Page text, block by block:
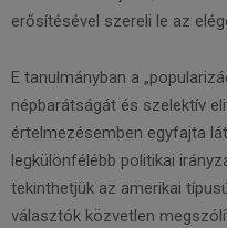
erősítésével szereli le az
E tanulmányban a
népbarátságát és szelektív
értelmezésemben egyfajta
legkülönfélébb politikai
tekinthetjük az amerikai
választók közvetlen